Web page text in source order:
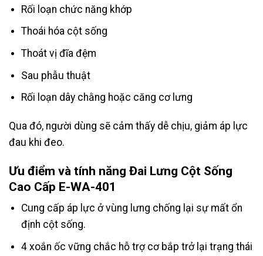
Rối loạn chức năng khớp
Thoái hóa cột sống
Thoát vị đĩa đệm
Sau phẫu thuật
Rối loạn dây chằng hoặc căng cơ lưng
Qua đó, người dùng sẽ cảm thấy dễ chịu, giảm áp lực
đau khi đeo.
Ưu điểm và tính năng Đai Lưng Cột Sống
Cao Cấp E-WA-401
Cung cấp áp lực ở vùng lưng chống lại sự mất ổn
định cột sống.
4 xoắn ốc vững chắc hỗ trợ cơ bắp trở lại trạng thái